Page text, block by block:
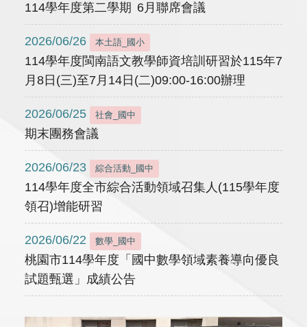
114學年度第二學期 6月聯席會議
2026/06/26 本土語_國小
114學年度閩南語文教學師資培訓研習於115年7
月8日(三)至7月14日(二)09:00-16:00辦理
2026/06/25 社會_國中
期末團務會議
2026/06/23 綜合活動_國中
114學年度全市綜合活動領域召集人(115學年度
領召)增能研習
2026/06/22 數學_國中
桃園市114學年度「國中數學領域素養導向優良
試題甄選」成績公告